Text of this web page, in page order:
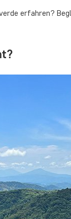
erfahren?